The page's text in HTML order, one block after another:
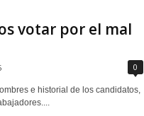
votar por el mal
0
e historial de los candidatos,